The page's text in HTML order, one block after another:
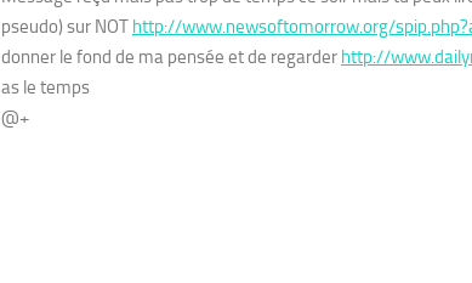
pseudo) sur NOT http://www.newsoftomorrow.org/
donner le fond de ma pensée et de regarder http://
as le temps
@+